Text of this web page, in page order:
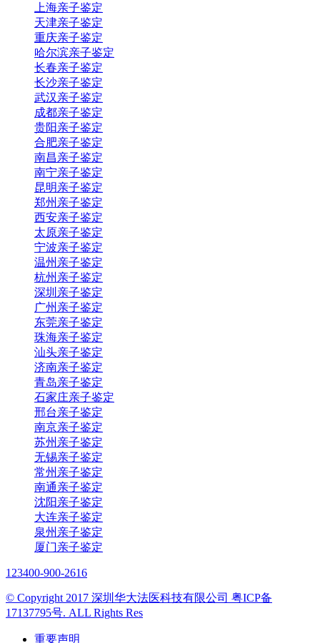
上海亲子鉴定
天津亲子鉴定
重庆亲子鉴定
哈尔滨亲子鉴定
长春亲子鉴定
长沙亲子鉴定
武汉亲子鉴定
成都亲子鉴定
贵阳亲子鉴定
合肥亲子鉴定
南昌亲子鉴定
南宁亲子鉴定
昆明亲子鉴定
郑州亲子鉴定
西安亲子鉴定
太原亲子鉴定
宁波亲子鉴定
温州亲子鉴定
杭州亲子鉴定
深圳亲子鉴定
广州亲子鉴定
东莞亲子鉴定
珠海亲子鉴定
汕头亲子鉴定
济南亲子鉴定
青岛亲子鉴定
石家庄亲子鉴定
邢台亲子鉴定
南京亲子鉴定
苏州亲子鉴定
无锡亲子鉴定
常州亲子鉴定
南通亲子鉴定
沈阳亲子鉴定
大连亲子鉴定
泉州亲子鉴定
厦门亲子鉴定
123400-900-2616
© Copyright 2017 深圳华大法医科技有限公司 粤ICP备
17137795号. ALL Rights Res
重要声明